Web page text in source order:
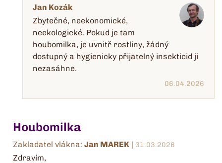
Jan Kozák
Zbytečné, neekonomické,
neekologické. Pokud je tam
houbomilka, je uvnitř rostliny, žádný
dostupný a hygienicky přijatelný insekticid ji
nezasáhne.
06.04.2026
Houbomilka
Zakladatel vlákna: Jan MAREK | 31.03.2026
Zdravím,